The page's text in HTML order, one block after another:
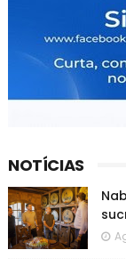
NOTÍCIAS